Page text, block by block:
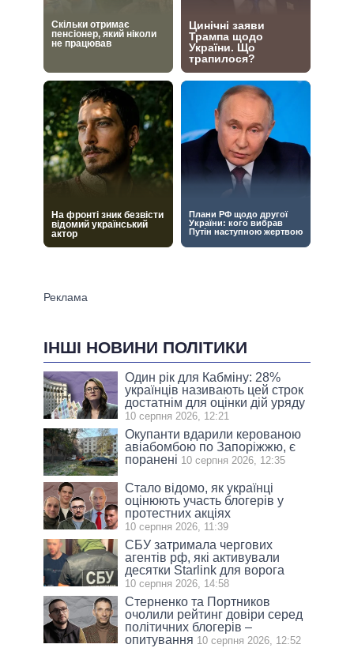
ІНШІ НОВИНИ ПОЛІТИКИ
Один рік для Кабміну: 28%
українців називають цей строк
достатнім для оцінки дій уряду
10 серпня 2026, 12:21
Окупанти вдарили керованою
авіабомбою по Запоріжжю, є
поранені 10 серпня 2026, 12:35
Стало відомо, як українці
оцінюють участь блогерів у
протестних акціях
10 серпня 2026, 11:39
СБУ затримала чергових
агентів рф, які активували
десятки Starlink для ворога
10 серпня 2026, 14:58
Стерненко та Портников
очолили рейтинг довіри серед
політичних блогерів –
опитування 10 серпня 2026, 12:52